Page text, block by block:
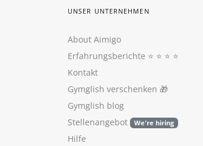
UNSER UNTERNEHMEN
About Aimigo
Erfahrungsberichte ⭐️ ⭐️ ⭐️ ⭐️
Kontakt
Gymglish verschenken 🎁
Gymglish blog
Stellenangebot
We're hiring
Hilfe